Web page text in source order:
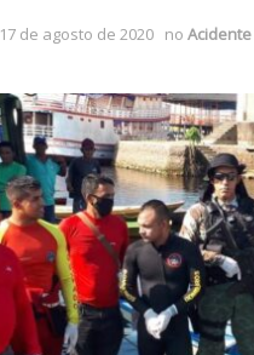
17 de agosto de 2020 no Acidente